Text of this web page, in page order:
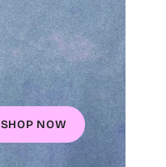
SHOP NOW